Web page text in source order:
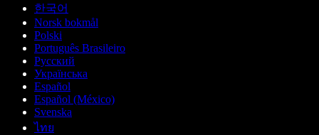
한국어
Norsk bokmål
Polski
Português Brasileiro
Русский
Українська
Español
Español (México)
Svenska
ไทย